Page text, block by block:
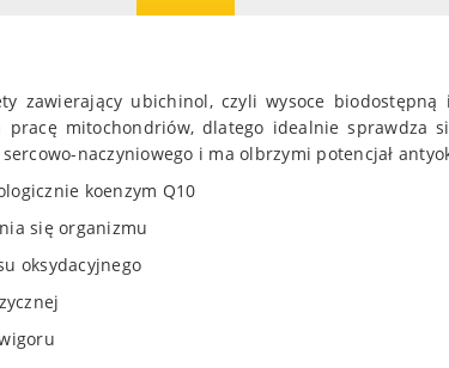
zawierający ubichinol, czyli wysoce
mitochondriów, dlatego idealnie sprawdza
naczyniowego i ma olbrzymi potencjał
koenzym Q10
się organizmu
oksydacyjnego